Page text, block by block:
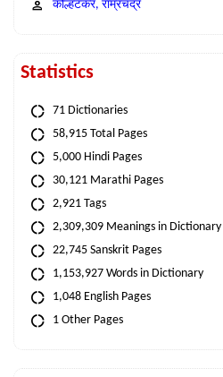
कोल्हटकर, राम्रचंद्र
Statistics
71 Dictionaries
58,915 Total Pages
5,000 Hindi Pages
30,121 Marathi Pages
2,921 Tags
2,309,309 Meanings in Dictionary
22,745 Sanskrit Pages
1,153,927 Words in Dictionary
1,048 English Pages
1 Other Pages